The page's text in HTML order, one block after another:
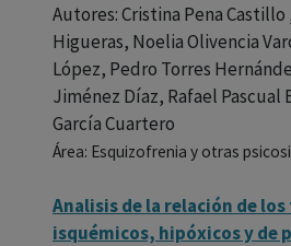
Autores: Cristina Pena
Higueras, Noelia Olivencia
López, Pedro Torres
Jiménez Díaz, Rafael Pascual
García Cuartero
Área: Esquizofrenia y otras
Analisis de la relación de
isquémicos, hipóxicos y de